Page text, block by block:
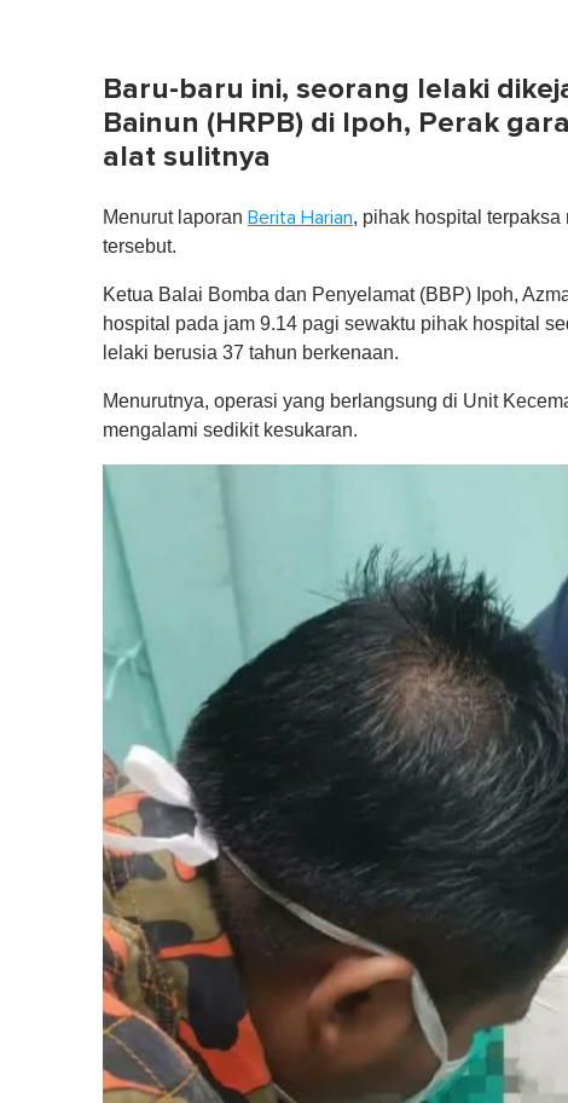
Baru-baru ini, seorang lelaki
Bainun (HRPB) di Ipoh, Perak
alat sulitnya
Menurut laporan Berita Harian, pihak hospital
tersebut.
Ketua Balai Bomba dan Penyelamat (BBP) Ipoh,
hospital pada jam 9.14 pagi sewaktu pihak hospital
lelaki berusia 37 tahun berkenaan.
Menurutnya, operasi yang berlangsung di Unit
mengalami sedikit kesukaran.